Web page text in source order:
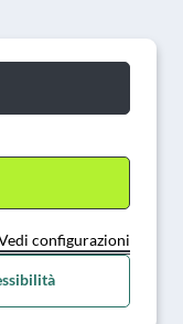
configurazioni